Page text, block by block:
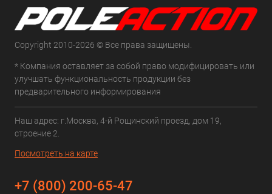
Copyright 2010-2026 © Все права защищены.
* Компания оставляет за собой право модифицировать или
улучшать функциональность продукции без
предварительного информирования
Наш адрес: г.Москва, 4-й Рощинский проезд, дом 19,
строение 2.
Посмотреть на карте
+7 (800) 200-65-47